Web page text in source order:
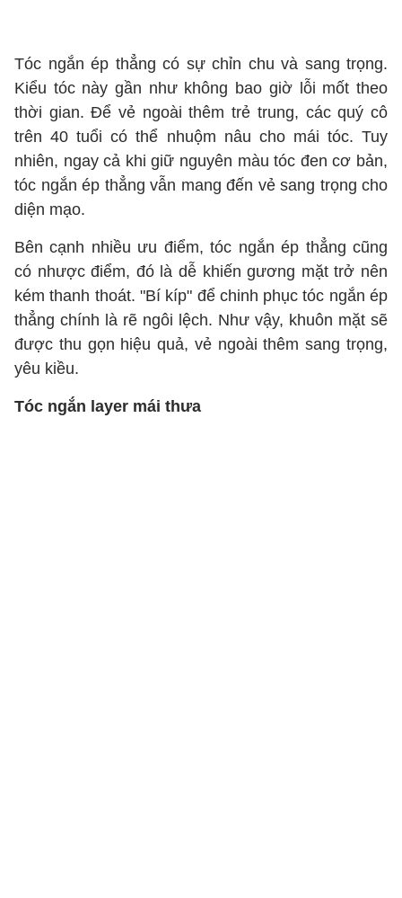
Tóc ngắn ép thẳng có sự chỉn chu và sang trọng.
Kiểu tóc này gần như không bao giờ lỗi mốt theo
thời gian. Để vẻ ngoài thêm trẻ trung, các quý cô
trên 40 tuổi có thể nhuộm nâu cho mái tóc. Tuy
nhiên, ngay cả khi giữ nguyên màu tóc đen cơ bản,
tóc ngắn ép thẳng vẫn mang đến vẻ sang trọng cho
diện mạo.
Bên cạnh nhiều ưu điểm, tóc ngắn ép thẳng cũng
có nhược điểm, đó là dễ khiến gương mặt trở nên
kém thanh thoát. "Bí kíp" để chinh phục tóc ngắn ép
thẳng chính là rẽ ngôi lệch. Như vậy, khuôn mặt sẽ
được thu gọn hiệu quả, vẻ ngoài thêm sang trọng,
yêu kiều.
Tóc ngắn layer mái thưa